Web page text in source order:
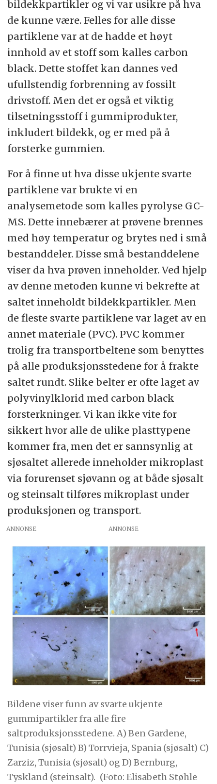
deler. Ved å gjenkjenne disse delene kan vi
finne ut hva prøven inneholdt.
PET
: Plasttypen Polyethylene terephtalate.
Mest kjent som plasttypen du finner i
drikkeflasker og matemballasje, men er også
en stor bestanddel i syntetiske klær, samt
andre produkter.
PE: Plasttypen Polyethylene. Mest kjent som
plasttypen du finner i handleposer, men
benyttes også i drikkeflasker og matbokser,
samt andre produkter.
PVC: Plasstypen Polyvinylklorid. Denne
typen plast kan finnes i både en hard type,
som for eksempel benyttes til å lage
plastrør, og i en fleksibel type, hvor den
brukes til å lage ledninger, rullebånd og til
og med regntøy. Det brukes også i en rekke
andre produkter.
bildekkpartikler og vi var usikre på hva
de kunne være. Felles for alle disse
partiklene var at de hadde et høyt
innhold av et stoff som kalles carbon
black. Dette stoffet kan dannes ved
ufullstendig forbrenning av fossilt
drivstoff. Men det er også et viktig
tilsetningsstoff i gummiprodukter,
inkludert bildekk, og er med på å
forsterke gummien.
For å finne ut hva disse ukjente svarte
partiklene var brukte vi en
analysemetode som kalles pyrolyse GC-
MS. Dette innebærer at prøvene brennes
med høy temperatur og brytes ned i små
bestanddeler. Disse små bestanddelene
viser da hva prøven inneholder. Ved hjelp
av denne metoden kunne vi bekrefte at
saltet inneholdt bildekkpartikler. Men
de fleste svarte partiklene var laget av en
annet materiale (PVC). PVC kommer
trolig fra transportbeltene som benyttes
på alle produksjonsstedene for å frakte
saltet rundt. Slike belter er ofte laget av
polyvinylklorid med carbon black
forsterkninger. Vi kan ikke vite for
sikkert hvor alle de ulike plasttypene
kommer fra, men det er sannsynlig at
sjøsaltet allerede inneholder mikroplast
via forurenset sjøvann og at både sjøsalt
og steinsalt tilføres mikroplast under
produksjonen og transport.
ANNONSE
Bildene viser funn av svarte ukjente
gummipartikler fra alle fire
saltproduksjonsstedene. A) Ben Gardene,
Tunisia (sjøsalt) B) Torrvieja, Spania (sjøsalt) C)
Zarziz, Tunisia (sjøsalt) og D) Bernburg,
Tyskland (steinsalt). (Foto: Elisabeth Støhle